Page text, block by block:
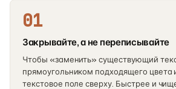
01
Закрывайте, а не переписывайте
Чтобы «заменить» существующий
прямоугольником подходящего цвета
текстовое поле сверху. Быстрее и